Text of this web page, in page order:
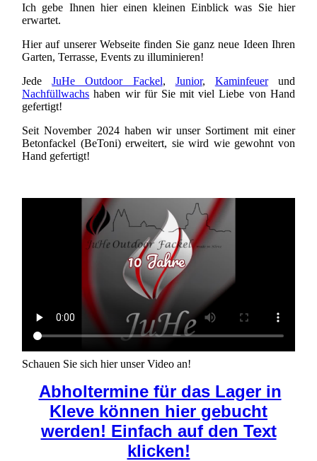
Ich gebe Ihnen hier einen kleinen Einblick was Sie hier
erwartet.
Hier auf unserer Webseite finden Sie ganz neue Ideen Ihren
Garten, Terrasse, Events zu illuminieren!
JedeJuHe Outdoor Fackel, Junior, Kaminfeuerund
Nachfüllwachs haben wir für Sie mit viel Liebe von Hand
gefertigt!
Seit November 2024 haben wir unser Sortiment mit einer
Betonfackel (BeToni) erweitert, sie wird wie gewohnt von
Hand gefertigt!
Schauen Sie sich hier unser Video an!
Abholtermine für das Lager in
Kleve können hier gebucht
werden! Einfach auf den Text
klicken!